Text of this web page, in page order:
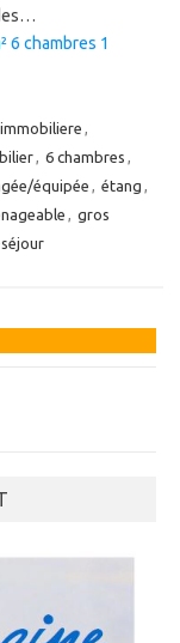
6 chambres 1
,
, 6 chambres ,
équipée , étang ,
, gros